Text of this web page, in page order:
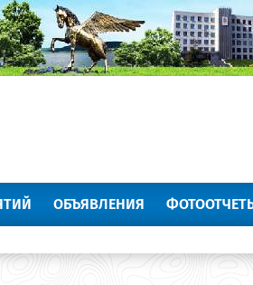
ОБЪЯВЛЕНИЯ